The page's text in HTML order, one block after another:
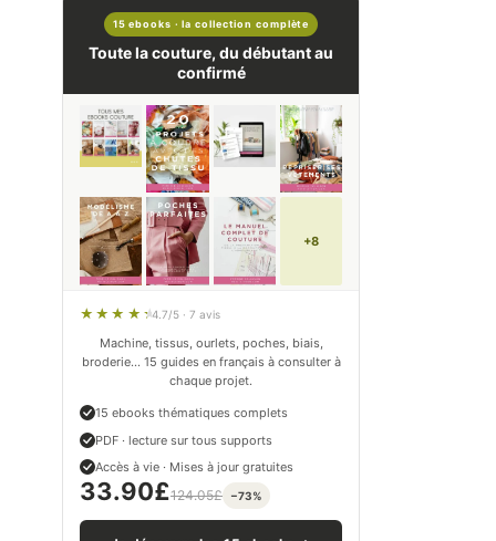
15 ebooks · la collection complète
Toute la couture, du débutant au
confirmé
+8
4.7/5 · 7 avis
Machine, tissus, ourlets, poches, biais,
broderie… 15 guides en français à consulter à
chaque projet.
15 ebooks thématiques complets
PDF · lecture sur tous supports
Accès à vie · Mises à jour gratuites
33.90£124.05£ −73%